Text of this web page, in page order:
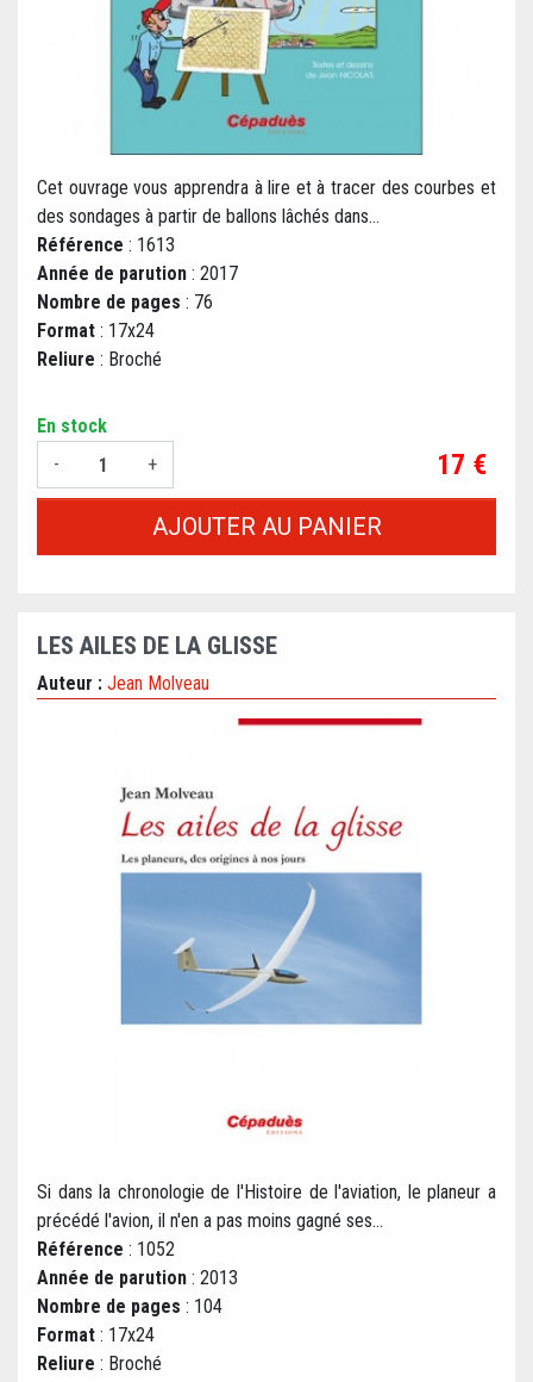
Cet ouvrage vous apprendra à lire et à tracer des courbes et
des sondages à partir de ballons lâchés dans...
Référence : 1613
Année de parution : 2017
Nombre de pages : 76
Format : 17x24
Reliure : Broché
En stock
-
+ Prix
17 €
AJOUTER AU PANIER
LES AILES DE LA GLISSE
Auteur : Jean Molveau
Si dans la chronologie de l'Histoire de l'aviation, le planeur a
précédé l'avion, il n'en a pas moins gagné ses...
Référence : 1052
Année de parution : 2013
Nombre de pages : 104
Format : 17x24
Reliure : Broché